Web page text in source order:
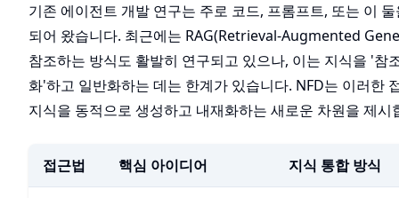
기존 에이전트 개발 연구는 주로 코드, 프롬프트, 또는 이
되어 왔습니다. 최근에는 RAG(Retrieval-Augmented
참조하는 방식도 활발히 연구되고 있으나, 이는 지식을 '참
화'하고 일반화하는 데는 한계가 있습니다. NFD는 이러한
지식을 동적으로 생성하고 내재화하는 새로운 차원을 제시
접근법 핵심 아이디어 지식 통합 방식